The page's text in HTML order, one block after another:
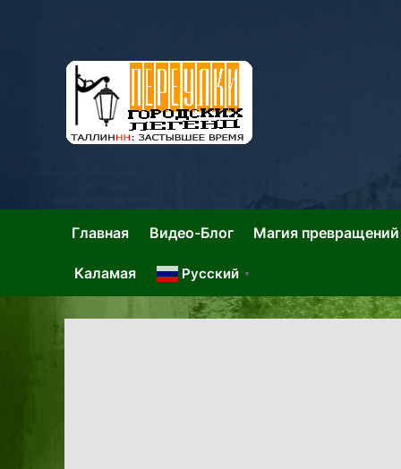
Главная Видео-Блог Магия превращений
Каламая Русский ▼